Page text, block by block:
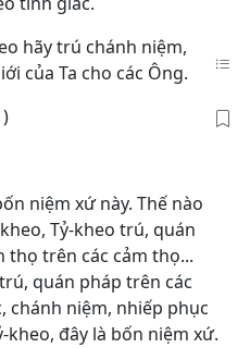
hãy trú chánh niệm,
của Ta cho các Ông.
niệm xứ này. Thế nào
Tỷ-kheo trú, quán
trên các cảm thọ...
quán pháp trên các
chánh niệm, nhiếp phục
kheo, đây là bốn niệm xứ.